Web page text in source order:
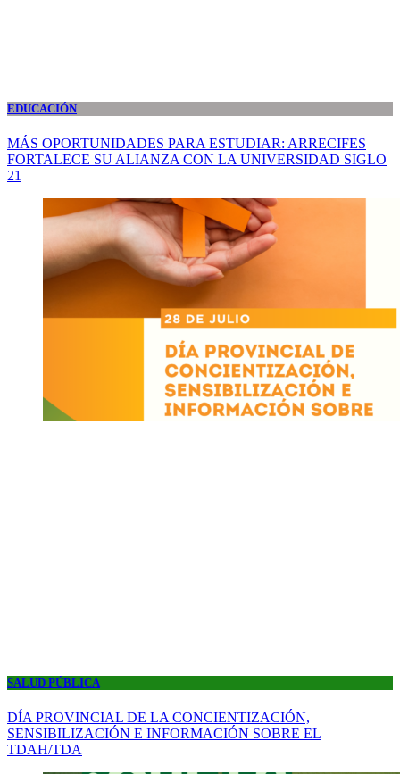
EDUCACIÓN
MÁS OPORTUNIDADES PARA ESTUDIAR: ARRECIFES
FORTALECE SU ALIANZA CON LA UNIVERSIDAD SIGLO
21
SALUD PÚBLICA
DÍA PROVINCIAL DE LA CONCIENTIZACIÓN,
SENSIBILIZACIÓN E INFORMACIÓN SOBRE EL
TDAH/TDA